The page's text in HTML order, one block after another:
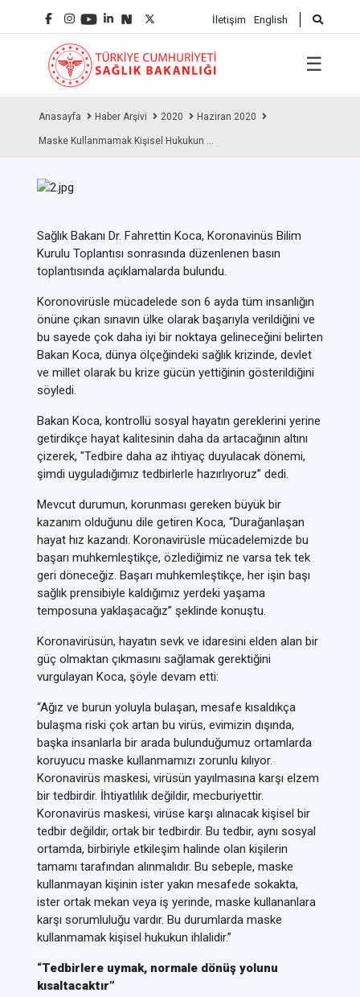
İletişim English
☰
Anasayfa Haber Arşivi 2020 Haziran 2020
Maske Kullanmamak Kişisel Hukukun ...
Sağlık Bakanı Dr. Fahrettin Koca, Koronavinüs Bilim
Kurulu Toplantısı sonrasında düzenlenen basın
toplantısında açıklamalarda bulundu.
Koronovirüsle mücadelede son 6 ayda tüm insanlığın
önüne çıkan sınavın ülke olarak başarıyla verildiğini ve
bu sayede çok daha iyi bir noktaya gelineceğini belirten
Bakan Koca, dünya ölçeğindeki sağlık krizinde, devlet
ve millet olarak bu krize gücün yettiğinin gösterildiğini
söyledi.
Bakan Koca, kontrollü sosyal hayatın gereklerini yerine
getirdikçe hayat kalitesinin daha da artacağının altını
çizerek, "Tedbire daha az ihtiyaç duyulacak dönemi,
şimdi uyguladığımız tedbirlerle hazırlıyoruz” dedi.
Mevcut durumun, korunması gereken büyük bir
kazanım olduğunu dile getiren Koca, “Durağanlaşan
hayat hız kazandı. Koronavirüsle mücadelemizde bu
başarı muhkemleştikçe, özlediğimiz ne varsa tek tek
geri döneceğiz. Başarı muhkemleştikçe, her işin başı
sağlık prensibiyle kaldığımız yerdeki yaşama
temposuna yaklaşacağız” şeklinde konuştu.
Koronavirüsün, hayatın sevk ve idaresini elden alan bir
güç olmaktan çıkmasını sağlamak gerektiğini
vurgulayan Koca, şöyle devam etti:
“Ağız ve burun yoluyla bulaşan, mesafe kısaldıkça
bulaşma riski çok artan bu virüs, evimizin dışında,
başka insanlarla bir arada bulunduğumuz ortamlarda
koruyucu maske kullanmamızı zorunlu kılıyor.
Koronavirüs maskesi, virüsün yayılmasına karşı elzem
bir tedbirdir. İhtiyatlılık değildir, mecburiyettir.
Koronavirüs maskesi, virüse karşı alınacak kişisel bir
tedbir değildir, ortak bir tedbirdir. Bu tedbir, aynı sosyal
ortamda, birbiriyle etkileşim halinde olan kişilerin
tamamı tarafından alınmalıdır. Bu sebeple, maske
kullanmayan kişinin ister yakın mesafede sokakta,
ister ortak mekan veya iş yerinde, maske kullananlara
karşı sorumluluğu vardır. Bu durumlarda maske
kullanmamak kişisel hukukun ihlalidir.”
“Tedbirlere uymak, normale dönüş yolunu
kısaltacaktır”